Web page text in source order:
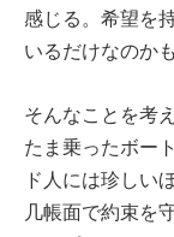
感じる。希望を
いるだけなのか
そんなことを考
たま乗ったボー
ド人には珍しい
几帳面で約束を